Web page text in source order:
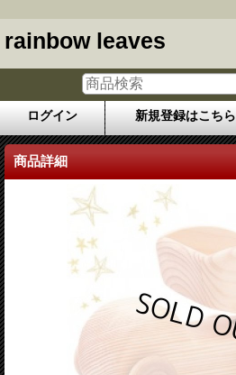
rainbow leaves
ログイン 新規登録はこちら
商品詳細